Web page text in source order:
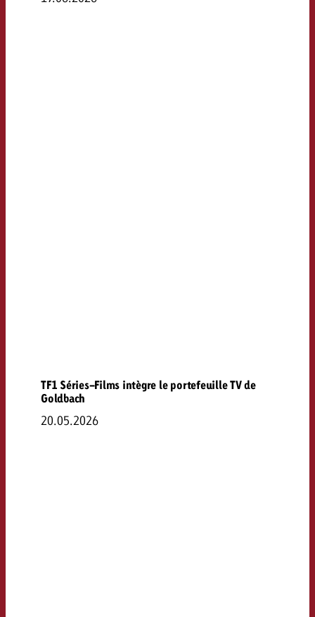
TF1 Séries-Films intègre le portefeuille TV de
Goldbach
20.05.2026